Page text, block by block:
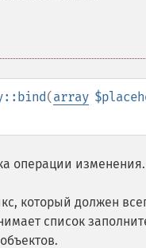
(array
операции изменения.
который должен
список